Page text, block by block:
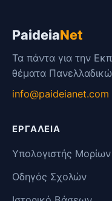
PaideiaNet
Τα πάντα για την
θέματα
info@paideianet.com
ΕΡΓΑΛΕΊΑ
Υπολογιστής Μορίων
Οδηγός Σχολών